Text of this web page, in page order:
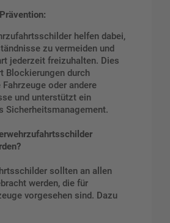
helfen dabei,
zu vermeiden und
jederzeit freizuhalten. Dies
Blockierungen durch
Fahrzeuge oder andere
und unterstützt ein
Sicherheitsmanagement.
sollten an allen
werden, die für
vorgesehen sind. Dazu